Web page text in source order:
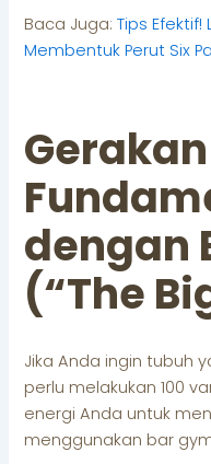
Baca Juga:Tips
Membentuk Perut Six
Gerakan
dengan
(“The
Jika Anda ingin tubuh
perlu melakukan 100
energi Anda untuk
menggunakan bar